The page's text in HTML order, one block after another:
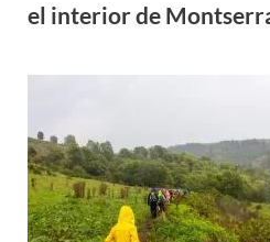
el interior de